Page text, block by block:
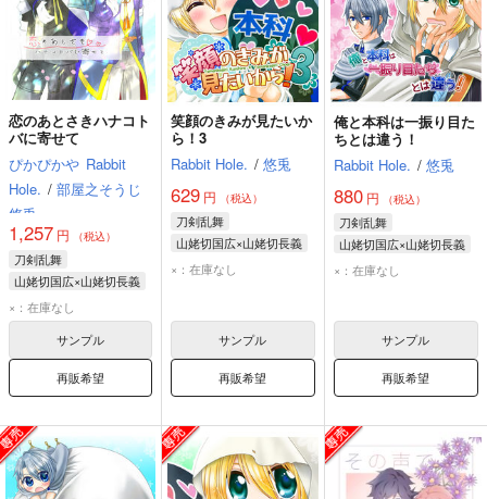
恋のあとさきハナコト
バに寄せて
ぴかぴかや Rabbit
Hole. / 部屋之そうじ
悠兎
1,257 円 （税込）
刀剣乱舞
山姥切国広×山姥切長義
山姥切国広
山姥切長義
×：在庫なし
サンプル
再販希望
笑顔のきみが見たいか
ら！3
Rabbit Hole. / 悠兎
629 円 （税込）
刀剣乱舞
山姥切国広×山姥切長義
山姥切国広
×：在庫なし
サンプル
再販希望
俺と本科は一振り目た
ちとは違う！
Rabbit Hole. / 悠兎
880円 （税込）
刀剣乱舞
山姥切国広×山姥切長義
山姥切国広
×：在庫なし
サンプル
再販希望